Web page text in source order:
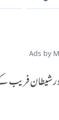
Ads by
شیطان فریب